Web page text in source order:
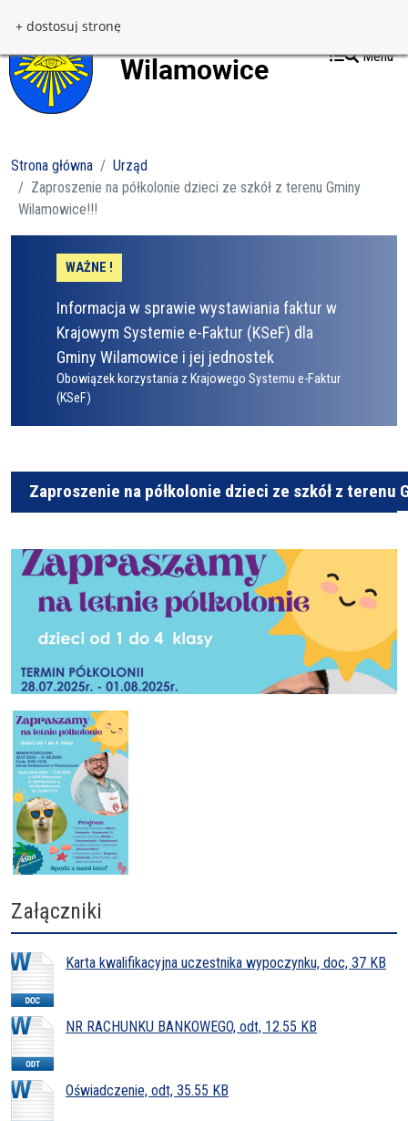
+ dostosuj stronę
Menu
Strona główna
Urząd
Zaproszenie na półkolonie dzieci ze szkół z terenu Gminy
Wilamowice!!!
WAŻNE !
Informacja w sprawie wystawiania faktur w
Krajowym Systemie e-Faktur (KSeF) dla
Gminy Wilamowice i jej jednostek
Obowiązek korzystania z Krajowego Systemu e-Faktur
(KSeF)
Zaproszenie na półkolonie dzieci ze szkół z terenu
Załączniki
Karta kwalifikacyjna uczestnika wypoczynku, doc, 37 KB
NR RACHUNKU BANKOWEGO, odt, 12.55 KB
Oświadczenie, odt, 35.55 KB